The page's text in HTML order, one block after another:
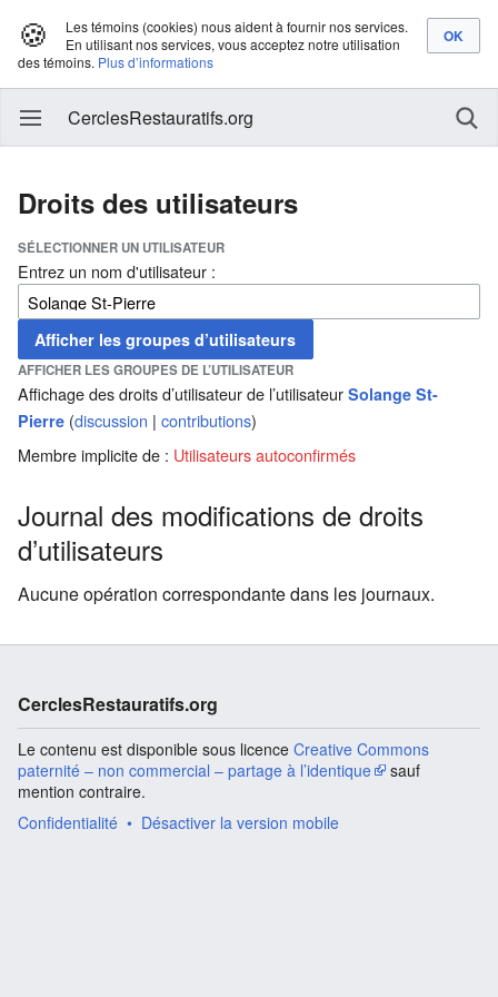
🍪
Les témoins (cookies) nous aident à fournir nos services.
En utilisant nos services, vous acceptez notre utilisation
des témoins. Plus d’informations
CerclesRestauratifs.org
Droits des utilisateurs
SÉLECTIONNER UN UTILISATEUR
Entrez un nom d'utilisateur :
AFFICHER LES GROUPES DE L’UTILISATEUR
Affichage des droits d’utilisateur de l’utilisateur Solange St-
Pierre (discussion | contributions)
Membre implicite de : Utilisateurs autoconfirmés
Journal des modifications de droits
d’utilisateurs
Aucune opération correspondante dans les journaux.
CerclesRestauratifs.org
Le contenu est disponible sous licence Creative Commons
paternité – non commercial – partage à l’identique
sauf
mention contraire.
Confidentialité
Désactiver la version mobile